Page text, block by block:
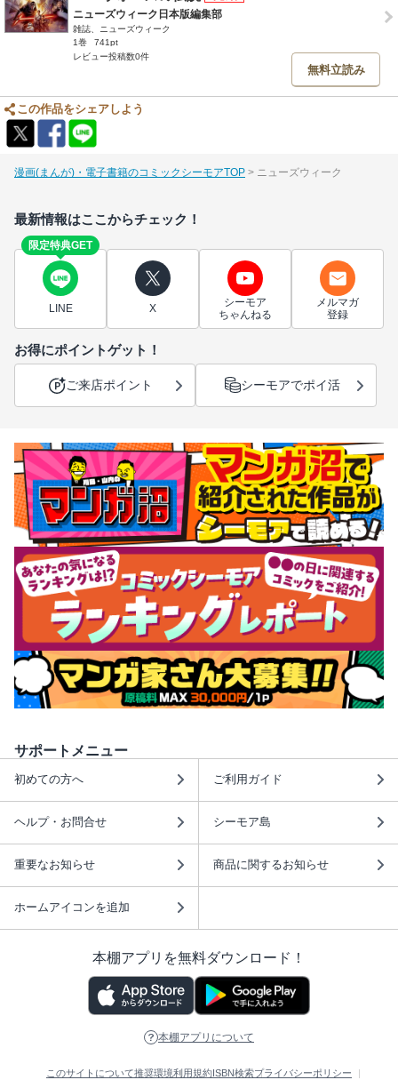
ニューズウィーク日本版編集部
雑誌、ニューズウィーク
1巻
741pt
レビュー投稿数0件
無料立読み
この作品をシェアしよう
漫画(まんが)・電子書籍のコミックシーモアTOP ニューズウィーク
最新情報はここからチェック！
限定特典GET
LINE X
シーモア
ちゃんねる
メルマガ
登録
お得にポイントゲット！
ご来店ポイント シーモアでポイ活
サポートメニュー
初めての方へ ご利用ガイド
ヘルプ・お問合せ シーモア島
重要なお知らせ 商品に関するお知らせ
ホームアイコンを追加
本棚アプリを無料ダウンロード！
本棚アプリについて
このサイトについて推奨環境利用規約ISBN検索プライバシーポリシー